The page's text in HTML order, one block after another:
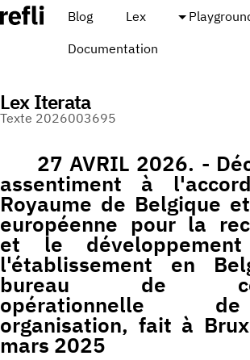
Blog Lex
Documentation
Lex Iterata
Texte 2026003695
27 AVRIL 2026. -
assentiment à
Royaume de Belgique
européenne pour la
et le
l'établissement en
bureau de
opérationnelle
organisation, fait à
mars 2025